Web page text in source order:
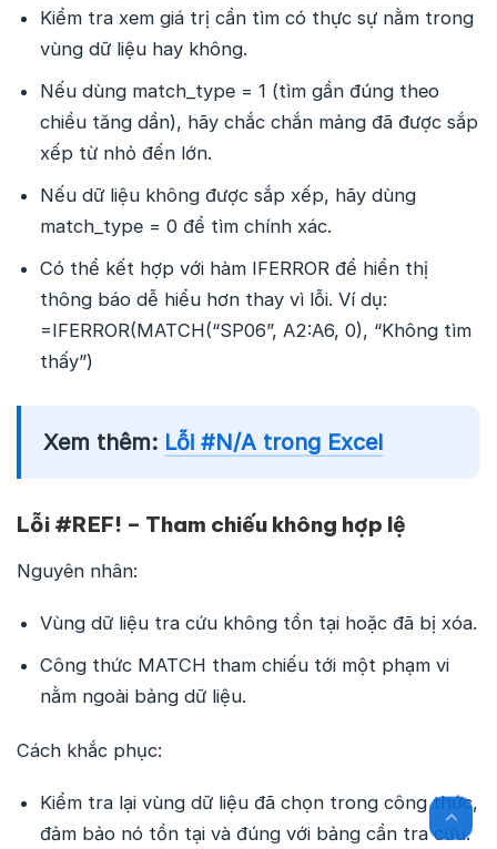
Kiểm tra xem giá trị cần tìm có thực sự nằm trong
vùng dữ liệu hay không.
Nếu dùng match_type = 1 (tìm gần đúng theo
chiều tăng dần), hãy chắc chắn mảng đã được sắp
xếp từ nhỏ đến lớn.
Nếu dữ liệu không được sắp xếp, hãy dùng
match_type = 0 để tìm chính xác.
Có thể kết hợp với hàm IFERROR để hiển thị
thông báo dễ hiểu hơn thay vì lỗi. Ví dụ:
=IFERROR(MATCH(“SP06”, A2:A6, 0), “Không tìm
thấy”)
Xem thêm: Lỗi #N/A trong Excel
Lỗi #REF! – Tham chiếu không hợp lệ
Nguyên nhân:
Vùng dữ liệu tra cứu không tồn tại hoặc đã bị xóa.
Công thức MATCH tham chiếu tới một phạm vi
nằm ngoài bảng dữ liệu.
Cách khắc phục:
Kiểm tra lại vùng dữ liệu đã chọn trong công thức,
đảm bảo nó tồn tại và đúng với bảng cần tra cứu.